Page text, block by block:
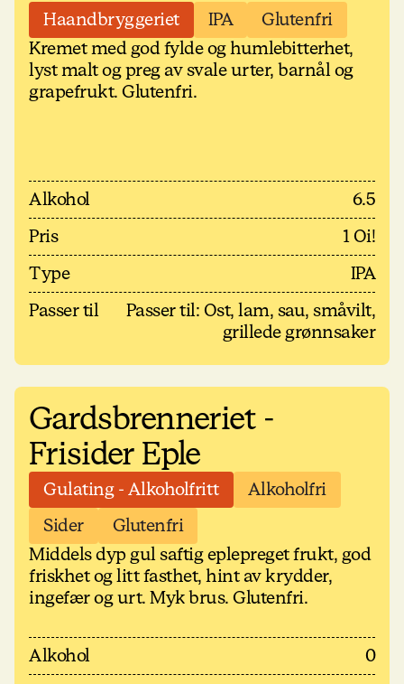
Haandbryggeriet IPA
Glutenfri
Kremet med god fylde og humlebitterhet,
lyst malt og preg av svale urter, barnål og
grapefrukt. Glutenfri.
Alkohol
6.5
Pris
1 Oi!
Type
IPA
Passer til
Passer til: Ost, lam, sau, småvilt,
grillede grønnsaker
Gardsbrenneriet -
Frisider Eple
Gulating - Alkoholfritt
Alkoholfri
Sider
Glutenfri
Middels dyp gul saftig eplepreget frukt, god
friskhet og litt fasthet, hint av krydder,
ingefær og urt. Myk brus. Glutenfri.
Alkohol
0